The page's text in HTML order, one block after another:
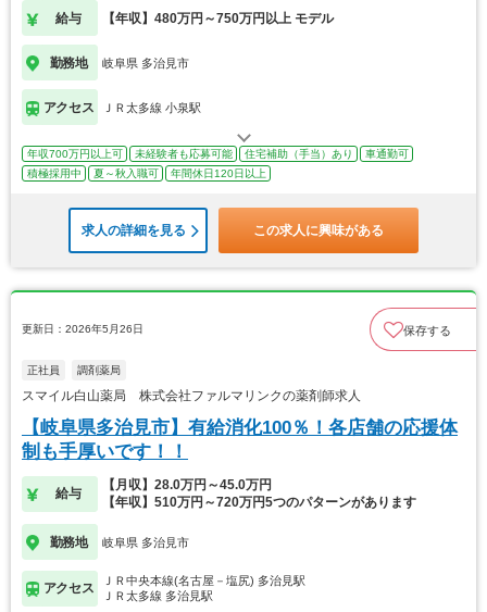
給与 【年収】480万円～750万円以上 モデル
勤務地 岐阜県 多治見市
アクセス ＪＲ太多線 小泉駅
年収700万円以上可 未経験者も応募可能 住宅補助（手当）あり
車通勤可
積極採用中
夏～秋入職可 年間休日120日以上
求人の詳細を見る この求人に興味がある
更新日：2026年5月26日 保存する
正社員 調剤薬局
スマイル白山薬局 株式会社ファルマリンクの薬剤師求人
【岐阜県多治見市】有給消化100％！各店舗の応援体
制も手厚いです！！
給与
【月収】28.0万円～45.0万円
【年収】510万円～720万円5つのパターンがあります
勤務地 岐阜県 多治見市
アクセス
ＪＲ中央本線(名古屋－塩尻) 多治見駅
ＪＲ太多線 多治見駅